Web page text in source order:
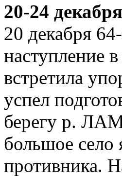
20-24
20 декабря
наступление
встретила
успел
берегу р.
большое село
противника.